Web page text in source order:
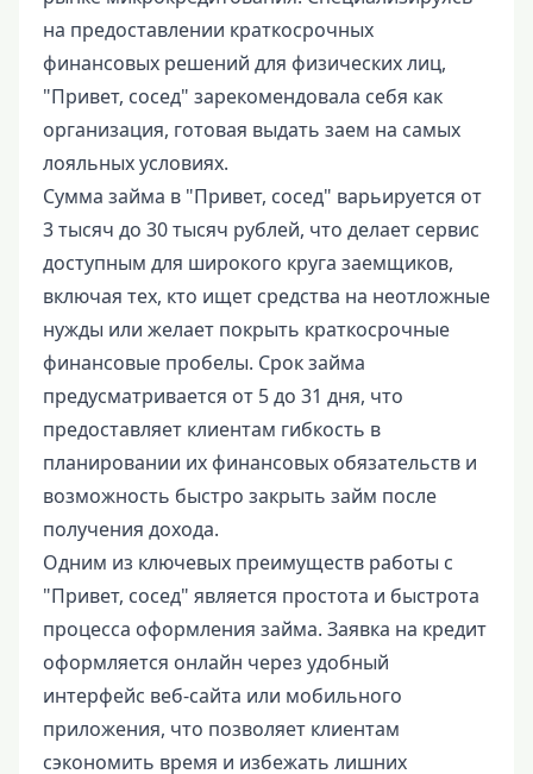
на предоставлении краткосрочных
финансовых решений для физических лиц,
"Привет, сосед" зарекомендовала себя как
организация, готовая выдать заем на самых
лояльных условиях.
Сумма займа в "Привет, сосед" варьируется от
3 тысяч до 30 тысяч рублей, что делает сервис
доступным для широкого круга заемщиков,
включая тех, кто ищет средства на неотложные
нужды или желает покрыть краткосрочные
финансовые пробелы. Срок займа
предусматривается от 5 до 31 дня, что
предоставляет клиентам гибкость в
планировании их финансовых обязательств и
возможность быстро закрыть займ после
получения дохода.
Одним из ключевых преимуществ работы с
"Привет, сосед" является простота и быстрота
процесса оформления займа. Заявка на кредит
оформляется онлайн через удобный
интерфейс веб-сайта или мобильного
приложения, что позволяет клиентам
сэкономить время и избежать лишних